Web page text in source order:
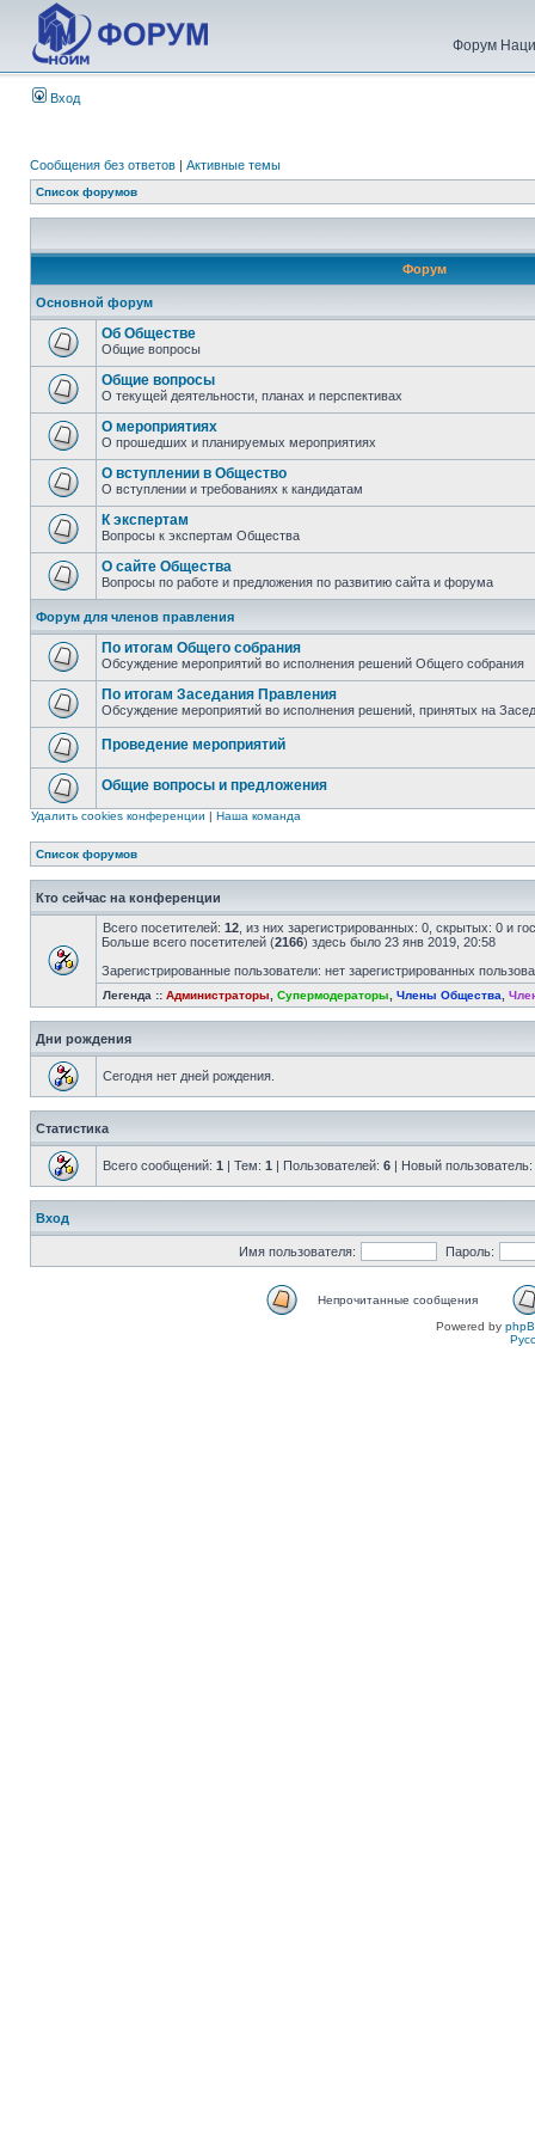
Форум
Вход
Сообщения без ответов | Активные темы
Список форумов
Форум
Основной форум
Об Обществе
Общие вопросы
Общие вопросы
О текущей деятельности, планах и перспективах
О мероприятиях
О прошедших и планируемых мероприятиях
О вступлении в Общество
О вступлении и требованиях к кандидатам
К экспертам
Вопросы к экспертам Общества
О сайте Общества
Вопросы по работе и предложения по развитию сайта и форума
Форум для членов правления
По итогам Общего собрания
Обсуждение мероприятий во исполнения решений Общего собрания
По итогам Заседания Правления
Обсуждение мероприятий во исполнения решений, принятых на
Проведение мероприятий
Общие вопросы и предложения
Удалить cookies конференции | Наша команда
Список форумов
Кто сейчас на конференции
Всего посетителей: 12 , из них зарегистрированных: 0, скрытых: 0 и
Больше всего посетителей (2166) здесь было 23 янв 2019, 20:58
Зарегистрированные пользователи: нет зарегистрированных
Легенда :: Администраторы Супермодераторы Члены Общества
Дни рождения
Сегодня нет дней рождения.
Статистика
Всего сообщений: 1 | Тем: 1 | Пользователей: 6 | Новый пользователь:
Вход
Имя пользователя: Пароль:
Непрочитанные сообщения
Powered by